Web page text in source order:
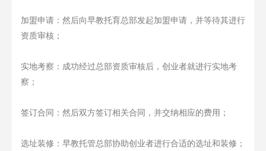
加盟申请：然后向早教托育总部发起加盟申请，并等待其进行
资质审核；
实地考察：成功经过总部资质审核后，创业者就进行实地考
察；
签订合同：然后双方签订相关合同，并交纳相应的费用；
选址装修：早教托管总部协助创业者进行合适的选址和装修；